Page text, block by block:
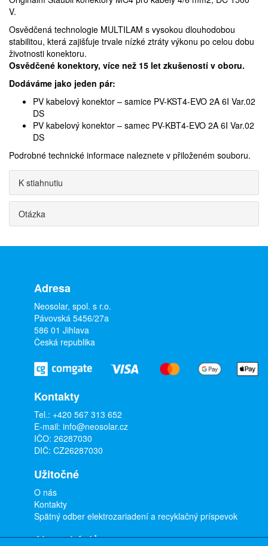
V.
Osvědčená technologie MULTILAM s vysokou dlouhodobou
stabilitou, která zajišťuje trvale nízké ztráty výkonu po celou dobu
životnosti konektoru.
Osvědčené konektory, více než 15 let zkušeností v oboru.
Dodáváme jako jeden pár:
PV kabelový konektor – samice PV-KST4-EVO 2A 6I Var.02
DS
PV kabelový konektor – samec PV-KBT4-EVO 2A 6I Var.02
DS
Podrobné technické informace naleznete v přiloženém souboru.
K stiahnutiu
Otázka
Adresa
Neosolar, spol. s r.o.
Pávovská 5456/27a
586 01 Jihlava
Česká republika
Kontakty
Tel.: +420 567 313 652
E-mail: info@neosolar.cz
IČO: 26287030
DIČ: CZ26287030
Užitočné
O nás
Kontakty
Spätný odber elektrozariadení a recyklačný príspevok
Ako nakúpiť